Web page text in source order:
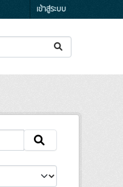
เข้าสู่ระบบ